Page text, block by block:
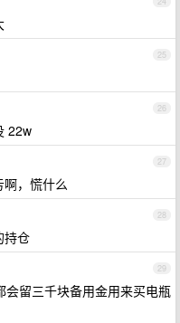
25
26
22w
27
，慌什么
28
持仓
29
留三千块备用金用来买电瓶